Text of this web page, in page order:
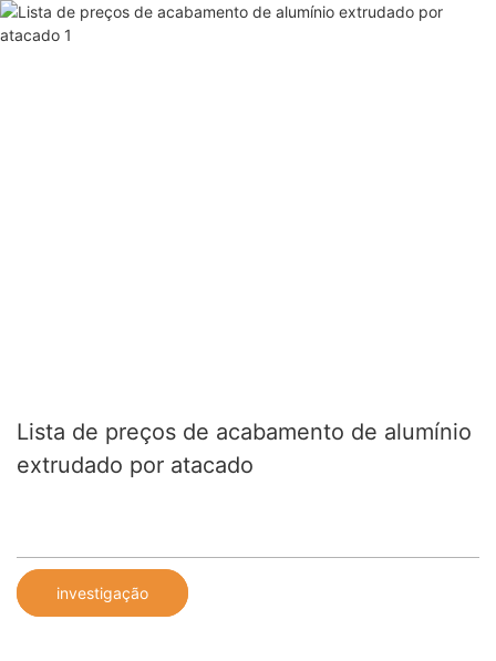
Lista de preços de acabamento de alumínio
extrudado por atacado
investigação